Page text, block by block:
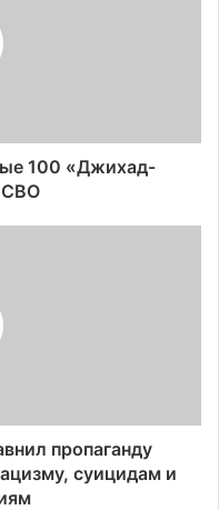
100 «Джихад-
СВО
пропаганду
суицидам и